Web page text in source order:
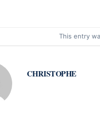
This entry
CHRISTOPHE